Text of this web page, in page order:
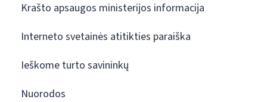
Krašto apsaugos ministerijos informacija
Interneto svetainės atitikties paraiška
Ieškome turto savininkų
Nuorodos